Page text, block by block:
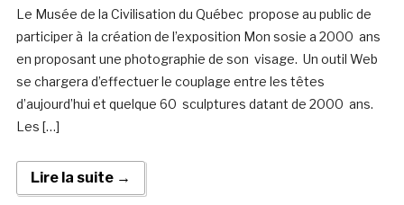
Le Musée de la Civilisation du Québec propose au public de
participer à la création de l’exposition Mon sosie a 2000 ans
en proposant une photographie de son visage. Un outil Web
se chargera d’effectuer le couplage entre les têtes
d’aujourd’hui et quelque 60 sculptures datant de 2000 ans.
Les […]
Lire la suite →